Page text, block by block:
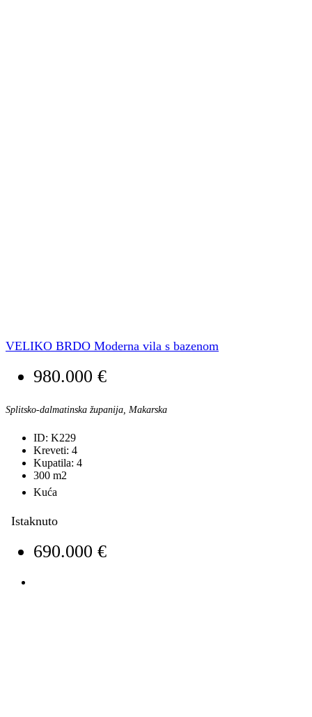
VELIKO BRDO Moderna vila s bazenom
980.000 €
Splitsko-dalmatinska županija, Makarska
ID: K229
Kreveti: 4
Kupatila: 4
300 m2
Kuća
Istaknuto
690.000 €